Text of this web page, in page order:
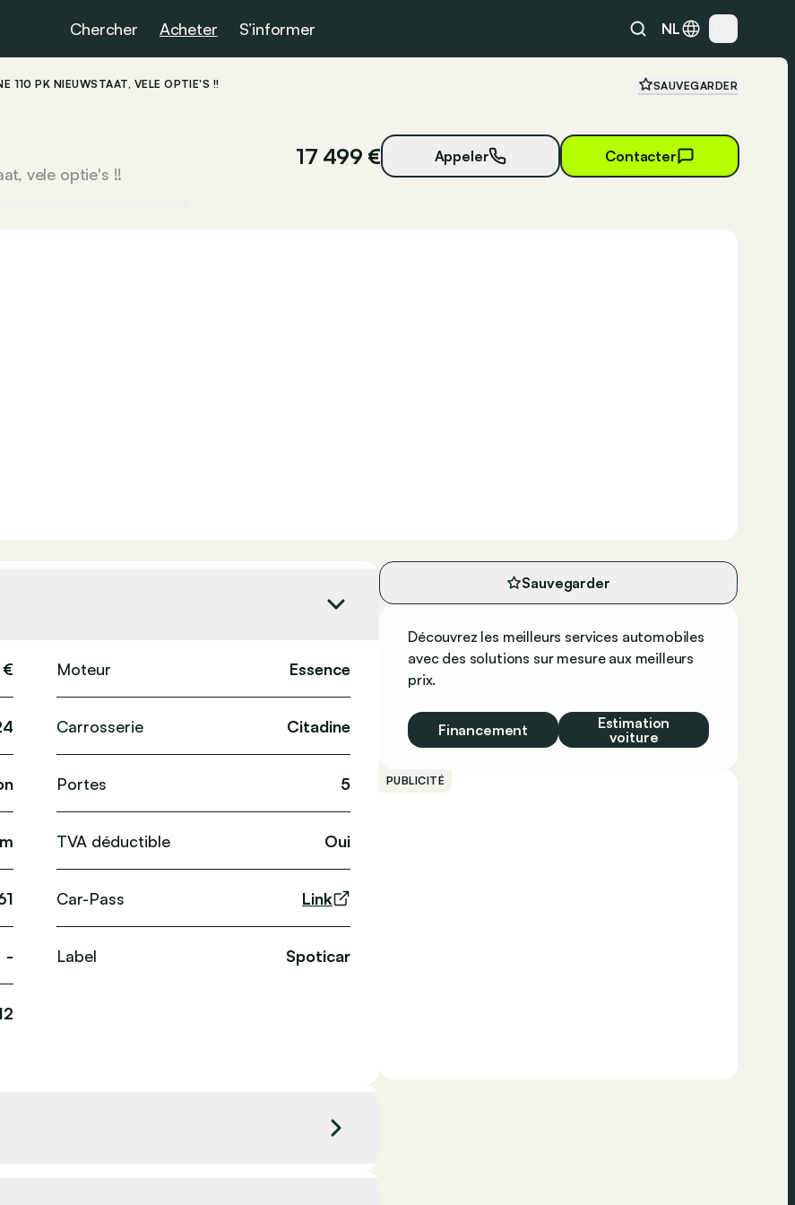
Chercher Acheter S’informer NL
110 PK NIEUWSTAAT, VELE OPTIE'S !! SAUVEGARDER
vele optie's !!
17 499 € Appeler
Contacter
-
Moteur Essence
Carrosserie Citadine
Portes 5
TVA déductible Oui
Car-Pass Link
Label Spoticar
Sauvegarder
Découvrez les meilleurs services automobiles
avec des solutions sur mesure aux meilleurs
prix.
Financement
Estimation
voiture
PUBLICITÉ